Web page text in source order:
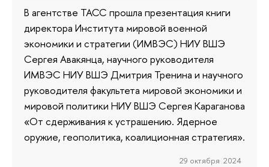
В агентстве ТАСС прошла презентация книги
директора Института мировой военной
экономики и стратегии (ИМВЭС) НИУ ВШЭ
Сергея Авакянца, научного руководителя
ИМВЭС НИУ ВШЭ Дмитрия Тренина и научного
руководителя факультета мировой экономики и
мировой политики НИУ ВШЭ Сергея Караганова
«От сдерживания к устрашению. Ядерное
оружие, геополитика, коалиционная стратегия».
29 октября 2024